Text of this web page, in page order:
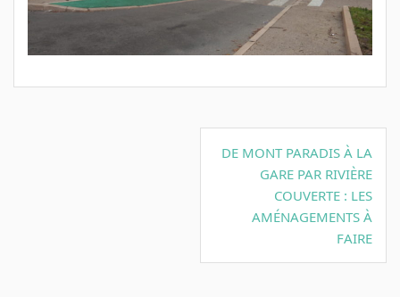
DE MONT PARADIS À LA
GARE PAR RIVIÈRE
COUVERTE : LES
AMÉNAGEMENTS À
FAIRE